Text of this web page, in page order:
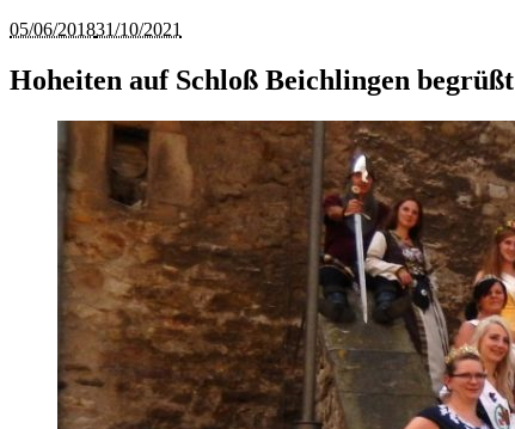
05/06/201831/10/2021
Hoheiten auf Schloß Beichlingen begrüßt